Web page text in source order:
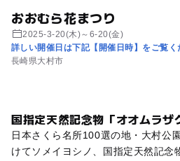
おおむら花まつり
2025-3-20(木)～6-20(金)
詳しい開催日は下記【開催日時】をご覧く
長崎県大村市
国指定天然記念物「オオムラザ
日本さくら名所100選の地・大村公
けてソメイヨシノ、国指定天然記念